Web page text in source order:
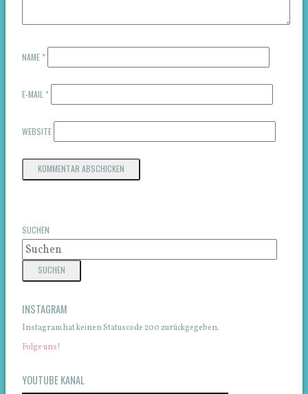
NAME*
E-MAIL *
WEBSITE
SUCHEN
INSTAGRAM
Instagram hat keinen Statuscode 200 zurückgegeben.
Folge uns!
YOUTUBE KANAL